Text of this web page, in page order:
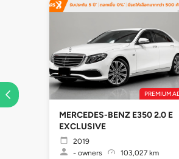
PREMIUM
MERCEDES-BENZ E350 2.0 E
EXCLUSIVE
2019
- owners
103,027 km